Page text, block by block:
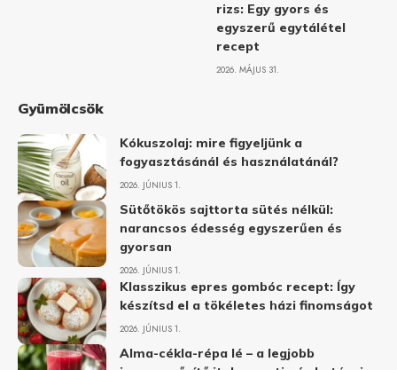
rizs: Egy gyors és
egyszerű egytálétel
recept
2026. MÁJUS 31.
Gyümölcsök
Kókuszolaj: mire figyeljünk a
fogyasztásánál és használatánál?
2026. JÚNIUS 1.
Sütőtökös sajttorta sütés nélkül:
narancsos édesség egyszerűen és
gyorsan
2026. JÚNIUS 1.
Klasszikus epres gombóc recept: Így
készítsd el a tökéletes házi finomságot
2026. JÚNIUS 1.
Alma-cékla-répa lé – a legjobb